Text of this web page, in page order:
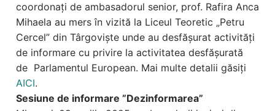
coordonați de ambasadorul senior, prof. Rafira Anca
Mihaela au mers în vizită la Liceul Teoretic „Petru
Cercel” din Târgoviște unde au desfășurat activități
de informare cu privire la activitatea desfășurată
de Parlamentul European. Mai multe detalii găsiți
AICI.
Sesiune de informare ”Dezinformarea”